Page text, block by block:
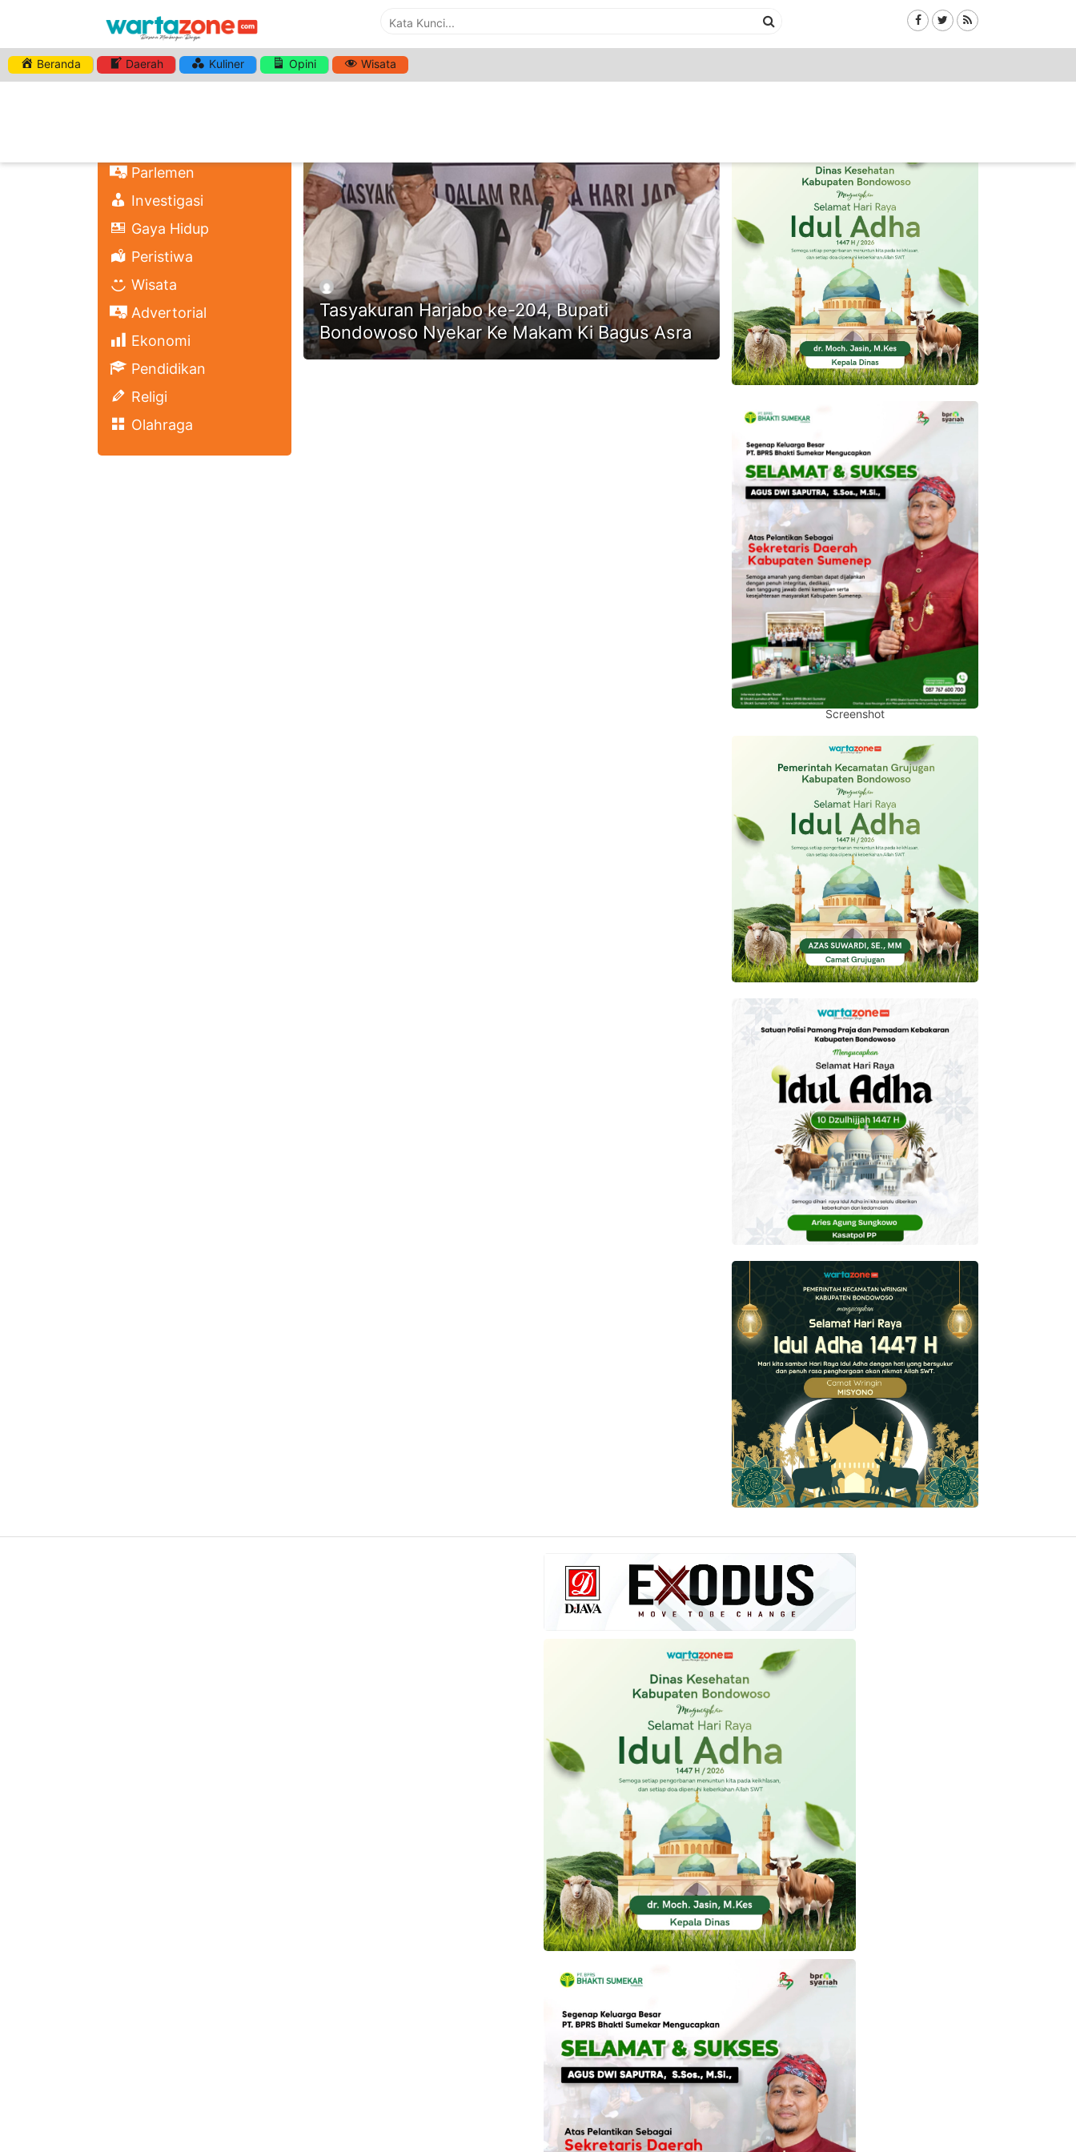
Beranda Daerah Kuliner Opini Wisata
Parlemen
Investigasi
Gaya Hidup
Peristiwa
Wisata
Advertorial
Ekonomi
Pendidikan
Religi
Olahraga
HASHTAG:MAKAM KI BAGUS ASRA
Tasyakuran Harjabo ke-204, Bupati
Bondowoso Nyekar Ke Makam Ki Bagus Asra
Screenshot